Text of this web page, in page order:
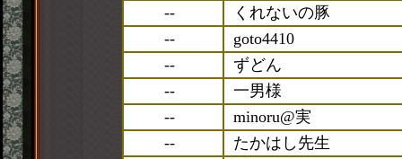
--
くれないの豚
--
goto4410
--
ずどん
--
一男様
--
minoru@実
--
たかはし先生